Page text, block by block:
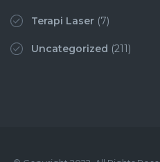
Terapi Laser (7)
Uncategorized (211)